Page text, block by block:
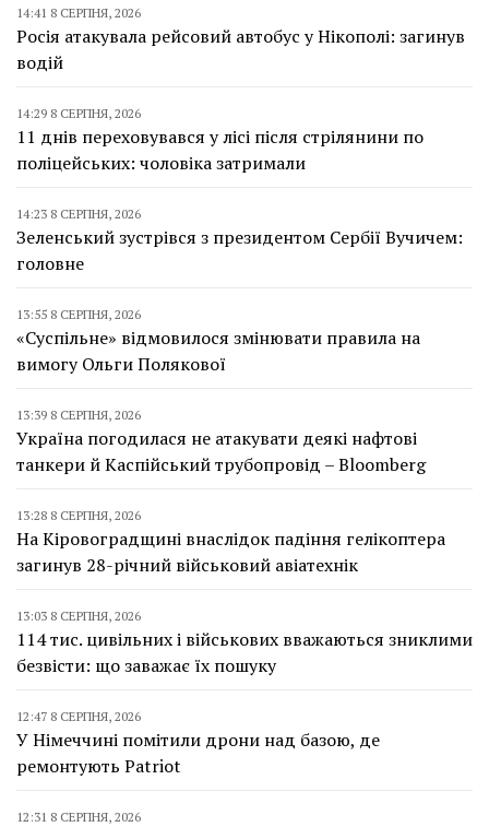
14:41 8 СЕРПНЯ, 2026
Росія атакувала рейсовий автобус у Нікополі: загинув
водій
14:29 8 СЕРПНЯ, 2026
11 днів переховувався у лісі після стрілянини по
поліцейських: чоловіка затримали
14:23 8 СЕРПНЯ, 2026
Зеленський зустрівся з президентом Сербії Вучичем:
головне
13:55 8 СЕРПНЯ, 2026
«Суспільне» відмовилося змінювати правила на
вимогу Ольги Полякової
13:39 8 СЕРПНЯ, 2026
Україна погодилася не атакувати деякі нафтові
танкери й Каспійський трубопровід – Bloomberg
13:28 8 СЕРПНЯ, 2026
На Кіровоградщині внаслідок падіння гелікоптера
загинув 28-річний військовий авіатехнік
13:03 8 СЕРПНЯ, 2026
114 тис. цивільних і військових вважаються зниклими
безвісти: що заважає їх пошуку
12:47 8 СЕРПНЯ, 2026
У Німеччині помітили дрони над базою, де
ремонтують Patriot
12:31 8 СЕРПНЯ, 2026